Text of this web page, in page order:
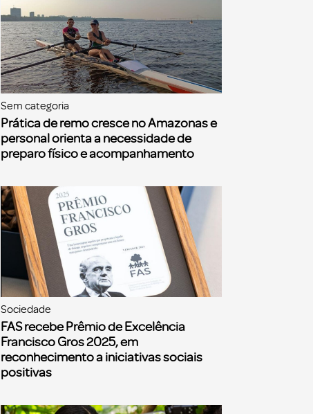
Sem categoria
Prática de remo cresce no Amazonas e
personal orienta a necessidade de
preparo físico e acompanhamento
Sociedade
FAS recebe Prêmio de Excelência
Francisco Gros 2025, em
reconhecimento a iniciativas sociais
positivas